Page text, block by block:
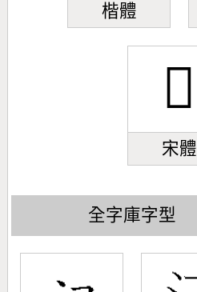
楷體
𪫆
宋體
全字庫字型